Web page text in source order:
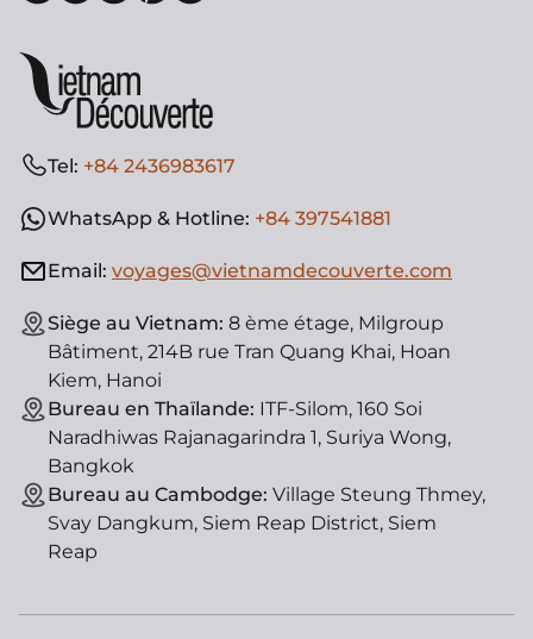
Tel: +84 2436983617
WhatsApp & Hotline: +84 397541881
Email: voyages@vietnamdecouverte.com
Siège au Vietnam: 8 ème étage, Milgroup
Bâtiment, 214B rue Tran Quang Khai, Hoan
Kiem, Hanoi
Bureau en Thaïlande: ITF-Silom, 160 Soi
Naradhiwas Rajanagarindra 1, Suriya Wong,
Bangkok
Bureau au Cambodge: Village Steung Thmey,
Svay Dangkum, Siem Reap District, Siem
Reap